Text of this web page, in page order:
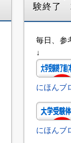
験終了
毎日、参
↓
にほんブ
にほんブ